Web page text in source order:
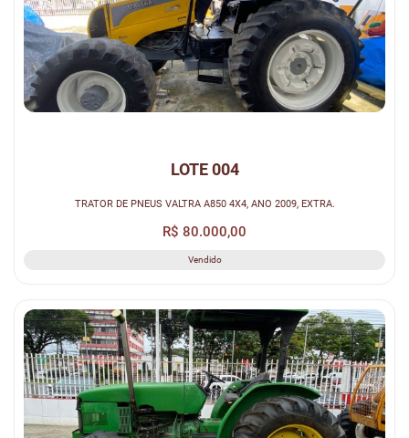
LOTE 004
TRATOR DE PNEUS VALTRA A850 4X4, ANO 2009, EXTRA.
R$ 80.000,00
Vendido